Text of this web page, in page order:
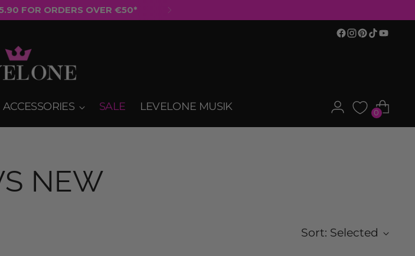
ACCESSORIES SALE LEVELONE MUSIK 0
FOR ORDERS OVER €50*
NEW
Sort: Selected